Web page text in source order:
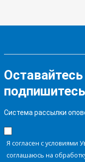
Система рассылки
Я согласен с условиями
соглашаюсь на